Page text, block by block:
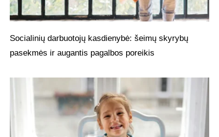
Socialinių darbuotojų kasdienybė: šeimų skyrybų
pasekmės ir augantis pagalbos poreikis